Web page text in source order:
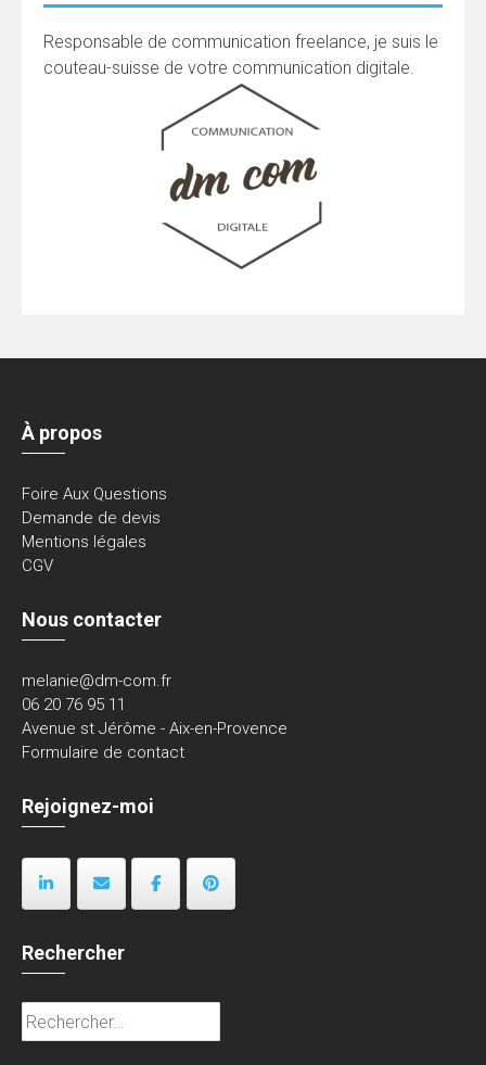
Responsable de communication freelance, je suis le
couteau-suisse de votre communication digitale.
À propos
Foire Aux Questions
Demande de devis
Mentions légales
CGV
Nous contacter
melanie@dm-com.fr
06 20 76 95 11
Avenue st Jérôme - Aix-en-Provence
Formulaire de contact
Rejoignez-moi
Rechercher
Rechercher :